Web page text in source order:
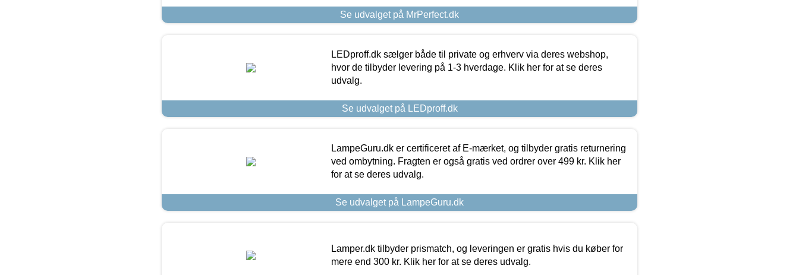
Se udvalget på MrPerfect.dk
LEDproff.dk sælger både til private og erhverv via deres webshop,
hvor de tilbyder levering på 1-3 hverdage. Klik her for at se deres
udvalg.
Se udvalget på LEDproff.dk
LampeGuru.dk er certificeret af E-mærket, og tilbyder gratis returnering
ved ombytning. Fragten er også gratis ved ordrer over 499 kr. Klik her
for at se deres udvalg.
Se udvalget på LampeGuru.dk
Lamper.dk tilbyder prismatch, og leveringen er gratis hvis du køber for
mere end 300 kr. Klik her for at se deres udvalg.